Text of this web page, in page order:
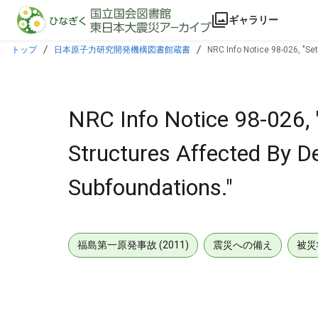
本文に飛ぶ
ギャラリー
トップ 日本原子力研究開発機構図書館蔵書 NRC Info Notice 98-026,
NRC Info Notice 98-
Structures Affected By
Subfoundations."
福島第一原発事故 (2011) 震災への備え 被災